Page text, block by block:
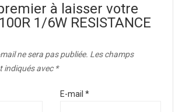
à laisser votre
1/6W RESISTANCE
ne sera pas publiée. Les champs
indiqués avec *
E-mail *